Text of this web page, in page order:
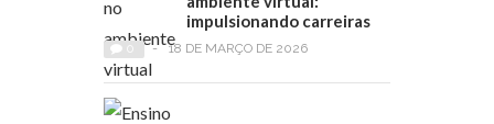
impulsionando carreiras
- 18 DE MARÇO DE 2026